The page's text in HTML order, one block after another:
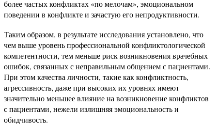
более частых конфликтах «по мелочам», эмоциональном
поведении в конфликте и зачастую его непродуктивности.
Таким образом, в результате исследования установлено, что
чем выше уровень профессиональной конфликтологической
компетентности, тем меньше риск возникновения врачебных
ошибок, связанных с неправильным общением с пациентами.
При этом качества личности, такие как конфликтность,
агрессивность, даже при высоких их уровнях имеют
значительно меньшее влияние на возникновение конфликтов
с пациентами, нежели излишняя эмоциональность и
обидчивость.